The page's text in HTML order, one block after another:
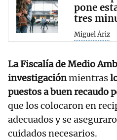
pone
tres
Miguel Áriz
La Fiscalía de Medio
investigaciónmientras
puestos a buen recaudo
que los colocaron en
adecuados y se
cuidados necesarios.